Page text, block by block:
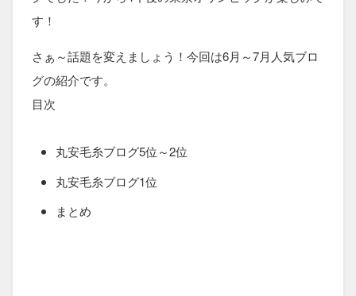
す！
さぁ～話題を変えましょう！今回は6月～7月人気ブロ
グの紹介です。
目次
丸安毛糸ブログ5位～2位
丸安毛糸ブログ1位
まとめ